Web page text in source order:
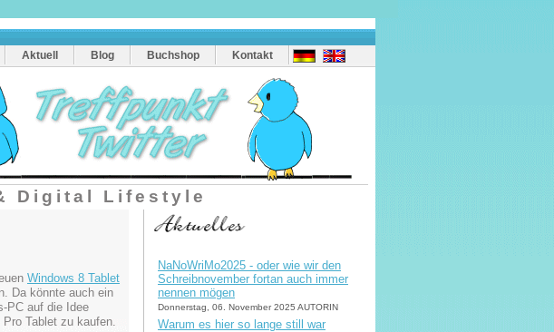
Aktuell Blog Buchshop Kontakt
Digital Lifestyle
Windows 8 Tablet
Da könnte auch ein
PC auf die Idee
Tablet zu kaufen.
NaNoWriMo2025 - oder wie wir den
Schreibnovember fortan auch immer
nennen mögen
Donnerstag, 06. November 2025 AUTORIN
Warum es hier so lange still war